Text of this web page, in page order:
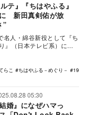
テ』『ちはやふる』
新田真剣佑が放
”
名人・綿谷新役として『ち
』（日本テレビ系）に登
らこ ちはやふる－めぐり－
19
05:30
婚』になぜハマっ